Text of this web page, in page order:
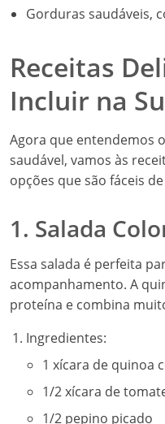
Gorduras saudáveis,
Receitas
Incluir na
Agora que entendemos
saudável, vamos às
opções que são fáceis
1. Salada
Essa salada é perfeita
acompanhamento. A
proteína e combina
Ingredientes:
1 xícara de quinoa
1/2 xícara de
1/2 pepino picado